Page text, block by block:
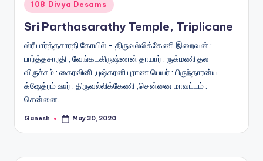
Posted
in
108 Divya Desams
Sri Parthasarathy Temple, Triplicane
ஸ்ரீ பார்த்தசாரதி கோயில் - திருவல்லிக்கேணி இறைவன் :
பார்த்தசாரதி , வேங்கடகிருஷ்ணன் தாயார் : ருக்மணி தல
விருச்சம் : கைரவினி ,புஷ்கரனி புராண பெயர் : பிருந்தாரன்ய
க்ஷேத்ரம் ஊர் : திருவல்லிக்கேணி ,சென்னை மாவட்டம் :
சென்னை…
Posted
Ganesh May 30, 2020